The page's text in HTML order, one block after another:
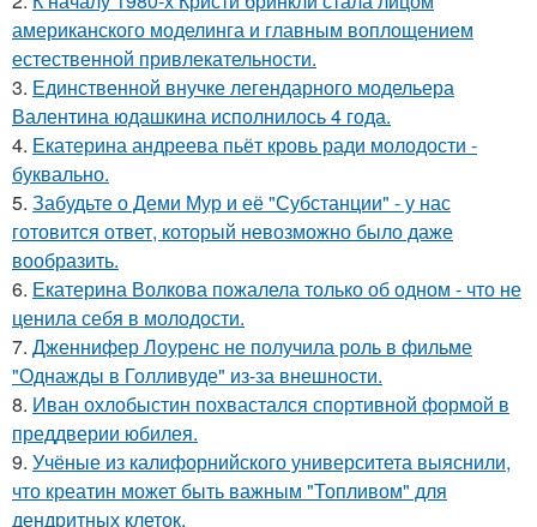
американского моделинга и главным воплощением
естественной привлекательности.
3. Единственной внучке легендарного модельера
Валентина юдашкина исполнилось 4 года.
4. Екатерина андреева пьёт кровь ради молодости -
буквально.
5. Забудьте о Деми Мур и её "Субстанции" - у нас
готовится ответ, который невозможно было даже
вообразить.
6. Екатерина Волкова пожалела только об одном - что не
ценила себя в молодости.
7. Дженнифер Лоуренс не получила роль в фильме
"Однажды в Голливуде" из-за внешности.
8. Иван охлобыстин похвастался спортивной формой в
преддверии юбилея.
9. Учёные из калифорнийского университета выяснили,
что креатин может быть важным "Топливом" для
дендритных клеток.